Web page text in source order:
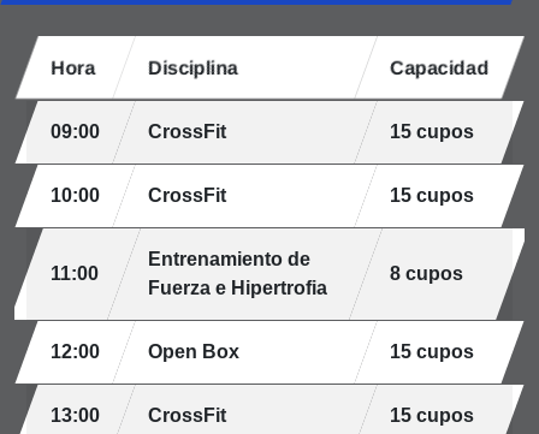
Hora Disciplina Capacidad
09:00 CrossFit 15 cupos
10:00 CrossFit 15 cupos
11:00
Entrenamiento de
Fuerza e Hipertrofia
8 cupos
12:00 Open Box 15 cupos
13:00 CrossFit 15 cupos